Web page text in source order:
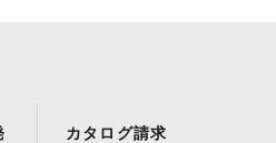
カタログ請求